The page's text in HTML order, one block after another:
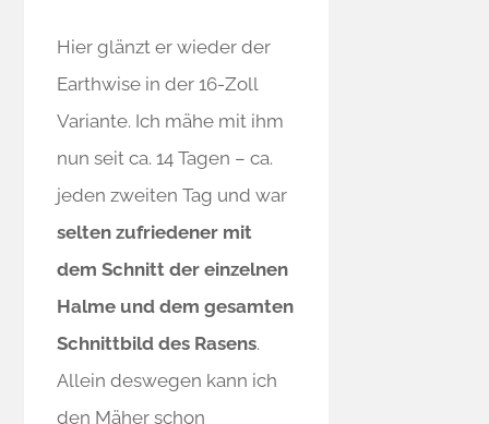
Hier glänzt er wieder der
Earthwise in der 16-Zoll
Variante. Ich mähe mit ihm
nun seit ca. 14 Tagen – ca.
jeden zweiten Tag und war
selten zufriedener mit
dem Schnitt der einzelnen
Halme und dem gesamten
Schnittbild des Rasens.
Allein deswegen kann ich
den Mäher schon